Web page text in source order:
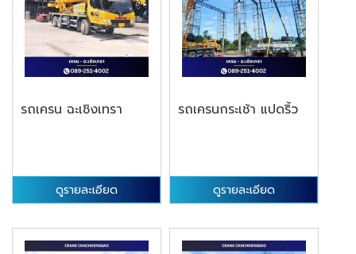
รถเครน ฉะเชิงเทรา
ดูรายละเอียด
รถเครนกระเช้า แปดริ้ว
ดูรายละเอียด